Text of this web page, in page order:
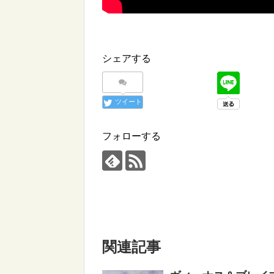
シェアする
ツイート
フォローする
関連記事